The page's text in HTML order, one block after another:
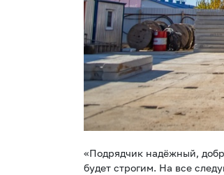
«Подрядчик надёжный,
будет строгим. На все